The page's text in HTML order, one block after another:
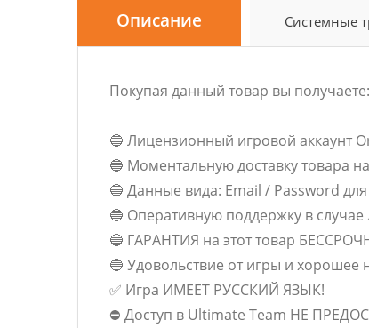
Описание Системные
Покупая данный товар вы получаете:
🔵 Лицензионный игровой аккаунт
🔵 Моментальную доставку товара
🔵 Данные вида: Email / Password
🔵 Оперативную поддержку в
🔵 ГАРАНТИЯ на этот товар
🔵 Удовольствие от игры и хорошее
✅ Игра ИМЕЕТ РУССКИЙ ЯЗЫК!
⛔ Доступ в Ultimate Team НЕ